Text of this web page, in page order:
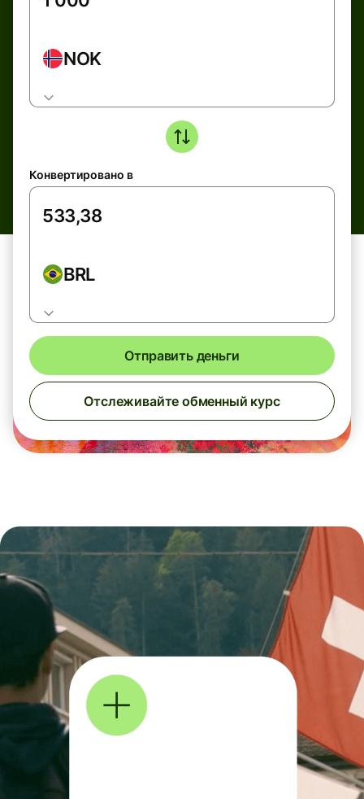
NOK
Конвертировано в
BRL
Отправить деньги
Отслеживайте обменный курс